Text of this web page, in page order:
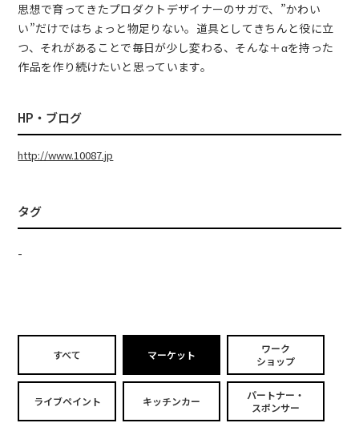
思想で育ってきたプロダクトデザイナーのサガで、”かわい
い”だけではちょっと物足りない。道具としてきちんと役に立
つ、それがあることで毎日が少し変わる、そんな＋αを持った
作品を作り続けたいと思っています。
HP・ブログ
http://www.10087.jp
タグ
-
すべて マーケット
ワーク
ショップ
ライブペイント キッチンカー
パートナー・
スポンサー